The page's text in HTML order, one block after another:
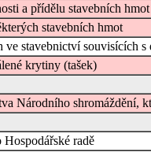
a přídělu stavebních hmot
stavebních hmot
ve stavebnictví souvisících
krytiny (tašek)
Národního shromáždění,
radě